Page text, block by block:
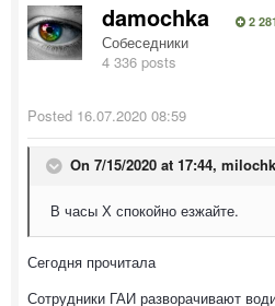
damochka 2
Собеседники
4 336 posts
Posted 16.07.2020 08:59
On 7/15/2020 at 17:44,
В часы Х спокойно езжайте.
Сегодня прочитала
Сотрудники ГАИ разворачивают